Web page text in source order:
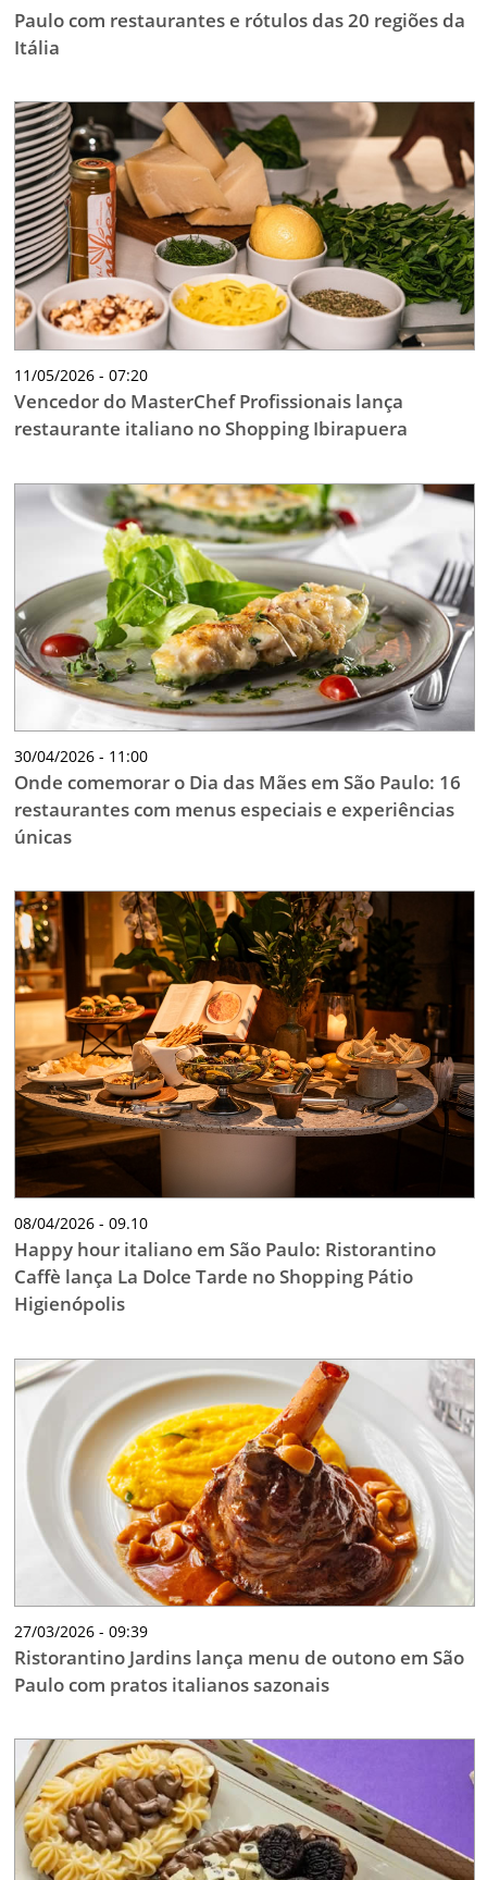
Paulo com restaurantes e rótulos das 20 regiões da
Itália
11/05/2026 - 07:20
Vencedor do MasterChef Profissionais lança
restaurante italiano no Shopping Ibirapuera
30/04/2026 - 11:00
Onde comemorar o Dia das Mães em São Paulo: 16
restaurantes com menus especiais e experiências
únicas
08/04/2026 - 09.10
Happy hour italiano em São Paulo: Ristorantino
Caffè lança La Dolce Tarde no Shopping Pátio
Higienópolis
27/03/2026 - 09:39
Ristorantino Jardins lança menu de outono em São
Paulo com pratos italianos sazonais